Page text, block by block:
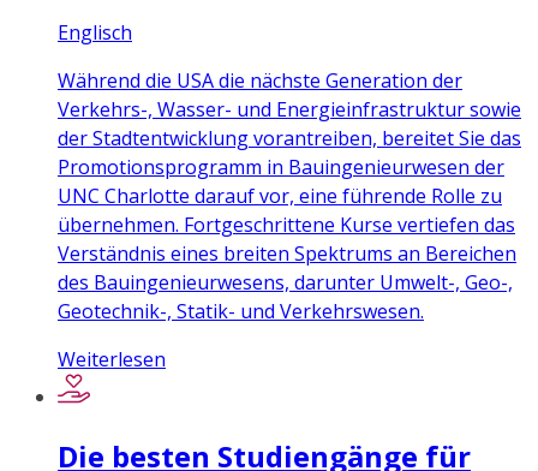
Englisch
Während die USA die nächste Generation der
Verkehrs-, Wasser- und Energieinfrastruktur sowie
der Stadtentwicklung vorantreiben, bereitet Sie das
Promotionsprogramm in Bauingenieurwesen der
UNC Charlotte darauf vor, eine führende Rolle zu
übernehmen. Fortgeschrittene Kurse vertiefen das
Verständnis eines breiten Spektrums an Bereichen
des Bauingenieurwesens, darunter Umwelt-, Geo-,
Geotechnik-, Statik- und Verkehrswesen.
Weiterlesen
Die besten Studiengänge für